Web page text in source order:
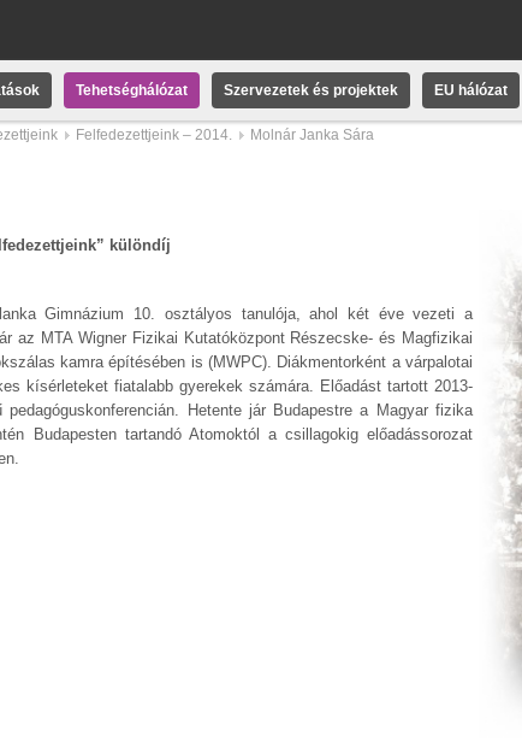
Tehetséghálózat Szervezetek és projektek EU hálózat
Felfedezettjeink – 2014. Molnár Janka Sára
különdíj
Gimnázium 10. osztályos tanulója, ahol két éve vezeti a
az MTA Wigner Fizikai Kutatóközpont Részecske- és Magfizikai
kamra építésében is (MWPC). Diákmentorként a várpalotai
kísérleteket fiatalabb gyerekek számára. Előadást tartott 2013-
pedagóguskonferencián. Hetente jár Budapestre a Magyar fizika
Budapesten tartandó Atomoktól a csillagokig előadássorozat